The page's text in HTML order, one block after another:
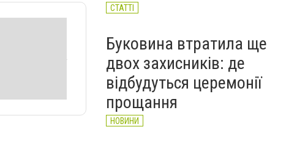
СТАТТІ
Буковина втратила ще
двох захисників: де
відбудуться церемонії
прощання
НОВИНИ